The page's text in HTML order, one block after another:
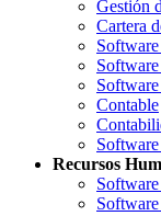
Gestión
Cartera
Software
Contable
Recursos